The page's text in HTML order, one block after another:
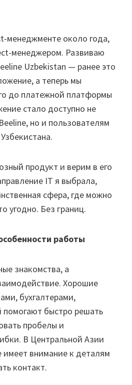
менеджменте около года,
менеджером. Развиваю
Uzbekistan — ранее это
а теперь мы
до платежной платформы
стало доступно не
но и пользователям
продукт и верим в его
IT я выбрала,
сфера, где можно
угодно. Без границ.
работы
знакомства, а
Хорошие
бухгалтерами,
помогают быстро решать
пробелы и
В Центральной Азии
имеет внимание к деталям
контакт.